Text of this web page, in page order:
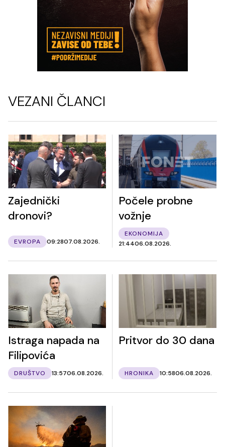
VEZANI ČLANCI
Zajednički
dronovi?
EVROPA 09:2807.08.2026.
Počele probne
vožnje
EKONOMIJA
21:4406.08.2026.
Istraga napada na
Filipovića
DRUŠTVO 13:5706.08.2026.
Pritvor do 30 dana
HRONIKA 10:5806.08.2026.